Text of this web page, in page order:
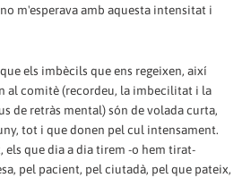
m'esperava amb aquesta intensitat i
els imbècils que ens regeixen, així
al comitè (recordeu, la imbecilitat i la
de retràs mental) són de volada curta,
tot i que donen pel cul intensament.
els que dia a dia tirem -o hem tirat-
pel pacient, pel ciutadà, pel que pateix,